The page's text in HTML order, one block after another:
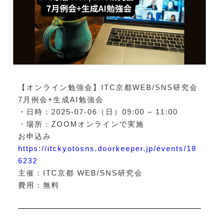
【オンライン勉強会】ITC京都WEB/SNS研究会
7月例会+生成AI勉強会
・日時：2025-07-06（日）09:00 – 11:00
・場所：ZOOMオンラインで実施
お申込み
https://itckyotosns.doorkeeper.jp/events/18
6232
主催：ITC京都 WEB/SNS研究会
費用：無料